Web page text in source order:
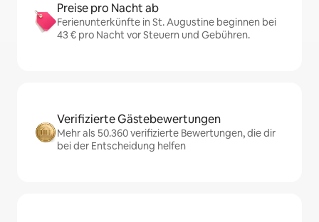
Preise pro Nacht ab
Ferienunterkünfte in St. Augustine beginnen bei
43 € pro Nacht vor Steuern und Gebühren.
Verifizierte Gästebewertungen
Mehr als 50.360 verifizierte Bewertungen, die dir
bei der Entscheidung helfen